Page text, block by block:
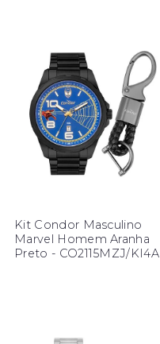
Kit Condor Masculino
Marvel Homem Aranha
Preto - CO2115MZJ/KI4A